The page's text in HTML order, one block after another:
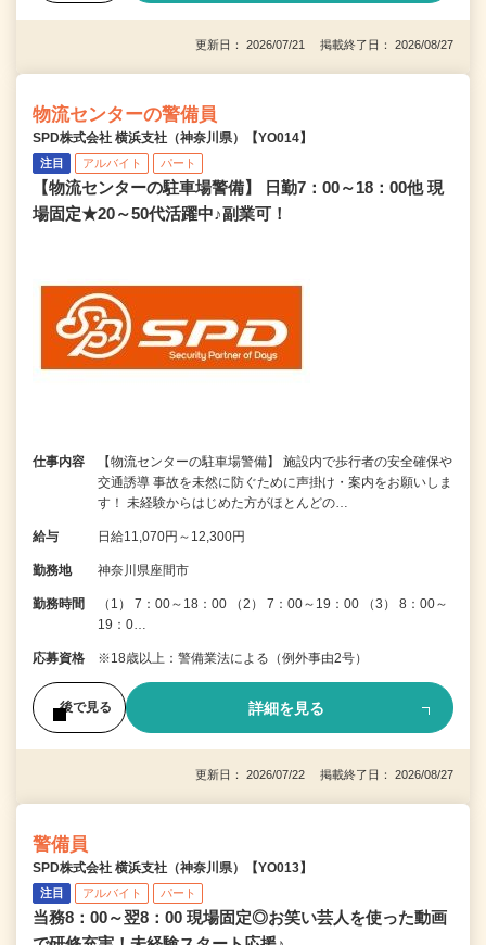
更新日： 2026/07/21 掲載終了日： 2026/08/27
物流センターの警備員
SPD株式会社 横浜支社（神奈川県）【YO014】
注目 アルバイト パート
【物流センターの駐車場警備】 日勤7：00～18：00他 現
場固定★20～50代活躍中♪副業可！
仕事内容
【物流センターの駐車場警備】 施設内で歩行者の安全確保や
交通誘導 事故を未然に防ぐために声掛け・案内をお願いしま
す！ 未経験からはじめた方がほとんどの…
給与 日給11,070円～12,300円
勤務地 神奈川県座間市
勤務時間
（1） 7：00～18：00 （2） 7：00～19：00 （3） 8：00～
19：0…
応募資格 ※18歳以上：警備業法による（例外事由2号）
後で見る 詳細を見る
更新日： 2026/07/22 掲載終了日： 2026/08/27
警備員
SPD株式会社 横浜支社（神奈川県）【YO013】
注目 アルバイト パート
当務8：00～翌8：00 現場固定◎お笑い芸人を使った動画